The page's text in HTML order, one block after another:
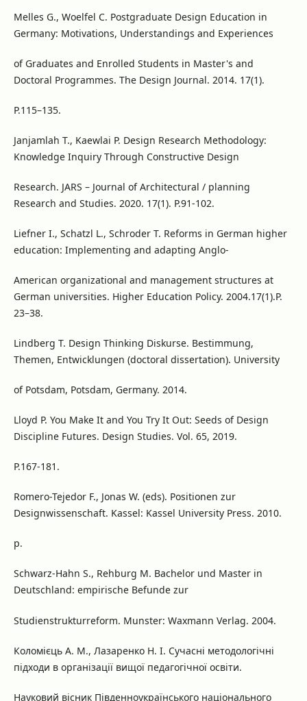
Melles G., Woelfel C. Postgraduate Design Education in
Germany: Motivations, Understandings and Experiences
of Graduates and Enrolled Students in Master's and
Doctoral Programmes. The Design Journal. 2014. 17(1).
P.115–135.
Janjamlah T., Kaewlai P. Design Research Methodology:
Knowledge Inquiry Through Constructive Design
Research. JARS – Journal of Architectural / planning
Research and Studies. 2020. 17(1). P.91-102.
Liefner I., Schatzl L., Schroder T. Reforms in German higher
education: Implementing and adapting Anglo-
American organizational and management structures at
German universities. Higher Education Policy. 2004.17(1).P.
23–38.
Lindberg T. Design Thinking Diskurse. Bestimmung,
Themen, Entwicklungen (doctoral dissertation). University
of Potsdam, Potsdam, Germany. 2014.
Lloyd P. You Make It and You Try It Out: Seeds of Design
Discipline Futures. Design Studies. Vol. 65, 2019.
P.167-181.
Romero-Tejedor F., Jonas W. (eds). Positionen zur
Designwissenschaft. Kassel: Kassel University Press. 2010.
p.
Schwarz-Hahn S., Rehburg M. Bachelor und Master in
Deutschland: empirische Befunde zur
Studienstrukturreform. Munster: Waxmann Verlag. 2004.
Коломієць А. М., Лазаренко Н. І. Сучасні методологічні
підходи в організації вищої педагогічної освіти.
Науковий вісник Південноукраїнського національного